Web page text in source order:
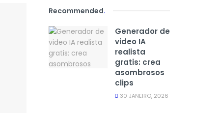
Recommended.
Generador de
video IA
realista
gratis: crea
asombrosos
clips
30 JANEIRO, 2026